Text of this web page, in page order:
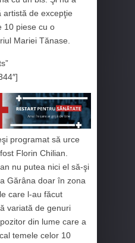
artistă de excepţie
10 piese cu o
Mariei Tănase.
programat să urce
Florin Chilian.
nu putea nici el să-şi
Gărâna doar în zona
care l-au făcut
variată de genuri
din lume care a
temele celor 10